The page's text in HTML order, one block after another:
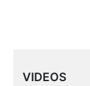
VIDEOS